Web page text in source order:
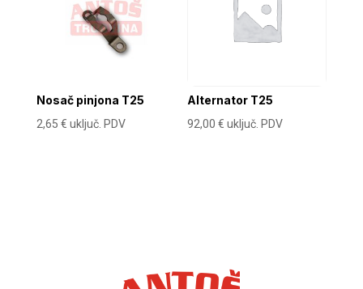
Nosač pinjona T25
2,65 € uključ. PDV
Alternator T25
92,00€ uključ. PDV